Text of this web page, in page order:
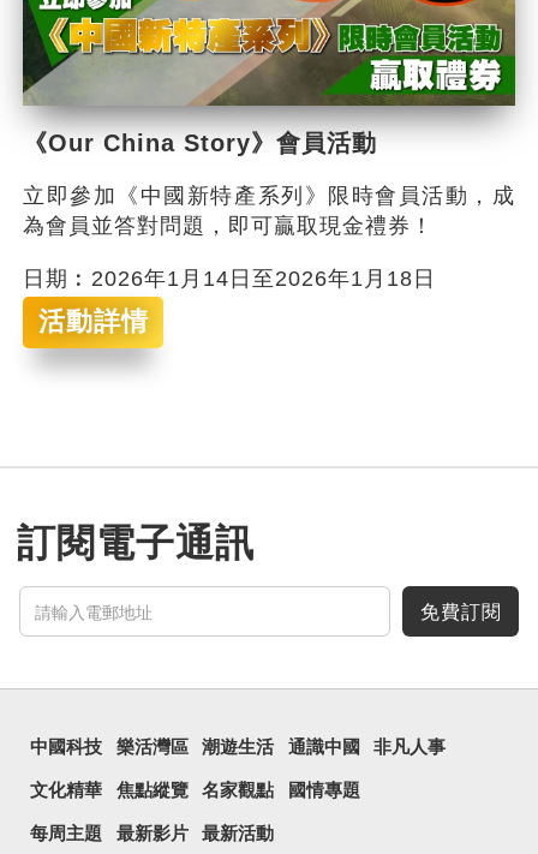
《Our China Story》會員活動
立即參加《中國新特產系列》限時會員活動，成
為會員並答對問題，即可贏取現金禮券！
日期︰2026年1月14日至2026年1月18日
活動詳情
訂閱電子通訊
免費訂閱
中國科技 樂活灣區 潮遊生活 通識中國 非凡人事
文化精華 焦點縱覽 名家觀點 國情專題
每周主題 最新影片 最新活動